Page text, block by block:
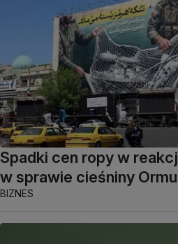
Spadki cen ropy w
w sprawie cieśniny
BIZNES